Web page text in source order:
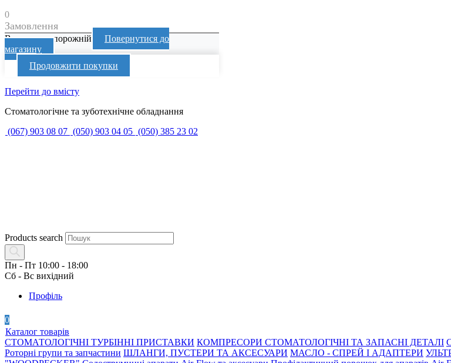
0
Замовлення
Ваш кошик порожній
Повернутися до
магазину
Продовжити покупки
Перейти до вмісту
Стоматологічне та зуботехнічне обладнання
(067) 903 08 07 (050) 903 04 05 (050) 385 23 02
Products search
Пн - Пт 10:00 - 18:00
Сб - Вс вихідний
Профіль
0
Каталог товарів
СТОМАТОЛОГІЧНІ ТУРБІННІ ПРИСТАВКИ КОМПРЕСОРИ СТОМАТОЛОГІЧНІ ТА ЗАПАСНІ ДЕТАЛІ
Роторні групи та запчастини ШЛАНГИ, ПУСТЕРИ ТА АКСЕСУАРИ МАСЛО - СПРЕЙ І АДАПТЕРИ